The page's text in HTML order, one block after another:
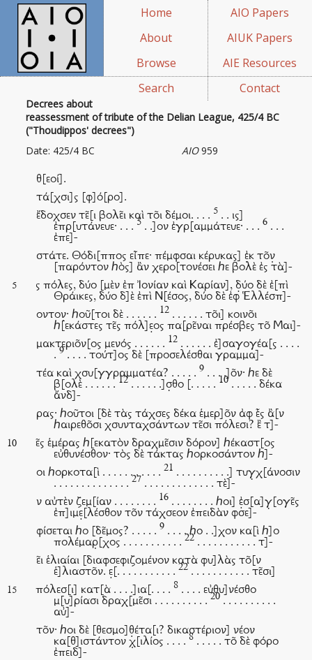
Home
About
Browse
Search
AIO Papers
AIUK Papers
AIE Resources
Contact
Decrees about
reassessment of tribute of the Delian League, 425/4 BC
("Thoudippos' decrees")
AIO959
Date: 425/4 BC
θ[εοί].
τά[χσι]ς [φ]ό[ρο].
ἔδοχσεν τε͂[ι βολε͂ι καὶ το͂ι δέμοι. . . . 5 . . ις]
ἐπρ[υτάνευε· . . . 5 . .]ον ἐγρ[αμμάτευε· . . .6 . . .
ἐπε]-
στάτε. Θόδι[ππος εἶπε· πέμφσαι κέρυκας] ἐ̣κ το͂ν̣
[παρόντον ℎὸς] ἂν χερο[τονέσει ℎε βολὲ ἐς τὰ]-
5
ς πόλες, δύο [μὲν ἐπ Ἰονίαν καὶ Καρίαν], δ̣ύο δὲ ἐ[πὶ
Θράικες, δύο δ]ὲ ἐπὶ Ν[έσος, δύο δὲ ἐφ Ἑλλέσπ]-
οντον̣· ℎοῦ[τοι δὲ . . . . . . 12 . . . . . . το͂ι] κοινο͂ι
ℎ[εκάστες τε͂ς πόλ]ε̣ος πα[ρε͂ναι πρέσβες το͂ Μαι]-
μακτεριο͂ν[ος μενός . . . . . . 12 . . . . . . ἐ]σαγογέα[ς . . . .
. 9 . . . . τούτ]ος δὲ [προσελέσθαι γραμμα]-
τέα καὶ χσυ[γγραμματέα? . . . . . 9 . . . .]ο͂ν· ℎε δὲ
β[ολὲ . . . . . . 12 . . . . . .]σ̣θο [. . . . . 10 . . . . . δέκα
ἄνδ]-
ρας· ℎοῦτοι [δὲ τὰς τάχσες δέκα ἑμερ]ο͂ν ἀφ ἑ͂ς ἂ[ν
ℎαιρεθο͂σι χσυνταχσάντων τε͂σι πόλεσι? ἒ τ]-
10
ε͂ς ἑμέρας ℎ[εκατὸν δραχμε͂σιν δόρον] ℎέκαστ[ος
εὐθυνέσθον· τὸς δὲ τάκτας ℎορκοσάντον ℎ]-
οι ℎορκοτα[ὶ . . . . . . . . . . .21 . . . . . . . . . .] τυγ̣χ[άνοσιν
. . . . . . . . . . . . . .27 . . . . . . . . . . . . . τὲ]-
ν αὐτὲν ζεμ[ίαν . . . . . . . . 16 . . . . . . . . ℎοι] ἐ̣σ[α]γ̣[ογε͂ς
ἐπ]ιμε̣[λέσθον το͂ν τάχσεον ἐπειδὰν φσε]-
φίσεται ℎο [δε͂μος? . . . . . 9 . . . . ℎο . .]χον κα[ὶ ℎ]ο
πολέμαρ̣[χος . . . . . . . . . . .22 . . . . . . . . . . . τ]-
ε͂ι ἑλιαίαι [διαφσεφιζομένον κατὰ φυ]λὰς το͂[ν
ἑ]λιαστο͂ν. ε̣[. . . . . . . . . . .22 . . . . . . . . . . . τε͂σι]
15 πόλεσ[ι] κατ[ὰ . . . .]ια[. . . .8 . . . . εὐθυ]νέσθο
μ[υ]ρίασι δραχ[με͂σι . . . . . . . . . .20 . . . . . . . . . .
αὐ]-
το͂ν· ℎοι δὲ [θεσμο]θ̣έτα[ι? δικαστέριον] νέον
κα[θ]ιστάντον χ̣[ιλίος . . . .8 . . . . . το͂ δὲ φόρο
ἐπειδ]-